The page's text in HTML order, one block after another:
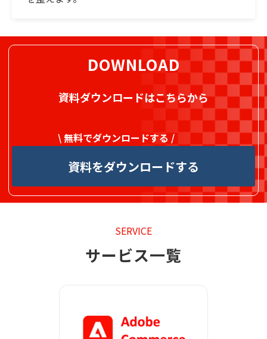
DOWNLOAD
資料ダウンロードはこちらから
\ 無料でダウンロードする /
資料をダウンロードする
SERVICE
サービス一覧